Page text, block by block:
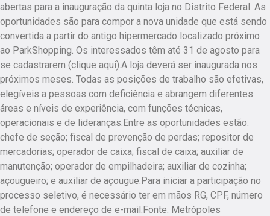
abertas para a inauguração da quinta loja no Distrito Federal. As
oportunidades são para compor a nova unidade que está sendo
convertida a partir do antigo hipermercado localizado próximo
ao ParkShopping. Os interessados têm até 31 de agosto para
se cadastrarem (clique aqui).A loja deverá ser inaugurada nos
próximos meses. Todas as posições de trabalho são efetivas,
elegíveis a pessoas com deficiência e abrangem diferentes
áreas e níveis de experiência, com funções técnicas,
operacionais e de lideranças.Entre as oportunidades estão:
chefe de seção; fiscal de prevenção de perdas; repositor de
mercadorias; operador de caixa; fiscal de caixa; auxiliar de
manutenção; operador de empilhadeira; auxiliar de cozinha;
açougueiro; e auxiliar de açougue.Para iniciar a participação no
processo seletivo, é necessário ter em mãos RG, CPF, número
de telefone e endereço de e-mail.Fonte: Metrópoles